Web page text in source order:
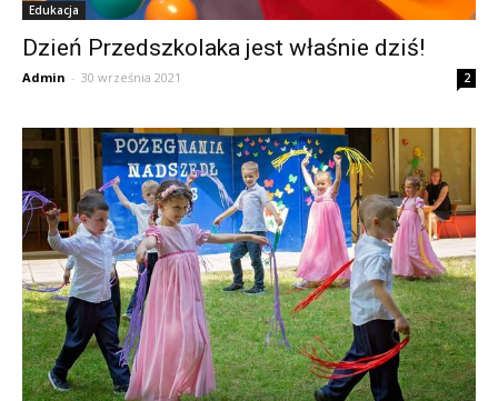
Edukacja
Dzień Przedszkolaka jest właśnie dziś!
Admin - 30 września 2021 2